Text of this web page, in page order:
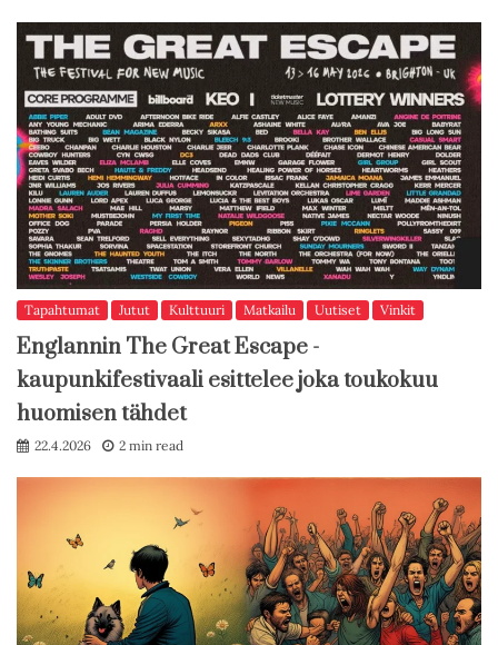
Tapahtumat Jutut Kulttuuri Matkailu Uutiset Vinkit
Englannin The Great Escape -
kaupunkifestivaali esittelee joka toukokuu
huomisen tähdet
22.4.2026 2 min read